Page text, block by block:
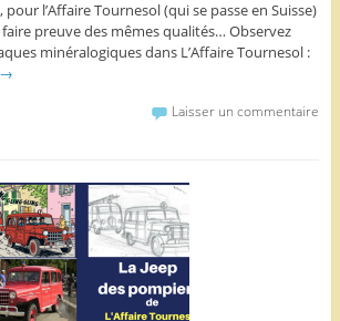
l’Affaire Tournesol (qui se passe en Suisse)
preuve des mêmes qualités… Observez
minéralogiques dans L’Affaire Tournesol :
→
Laisser un commentaire